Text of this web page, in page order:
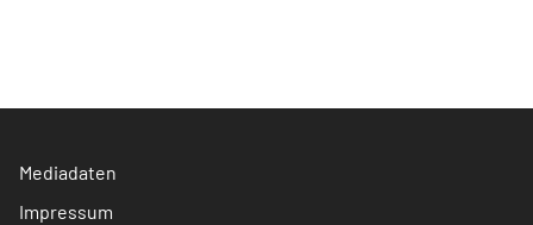
Mediadaten
Impressum